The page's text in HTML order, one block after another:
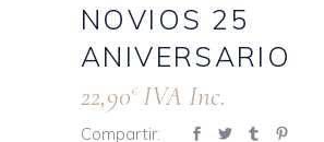
NOVIOS 25
ANIVERSARIO
22,90€ IVA Inc.
Compartir: